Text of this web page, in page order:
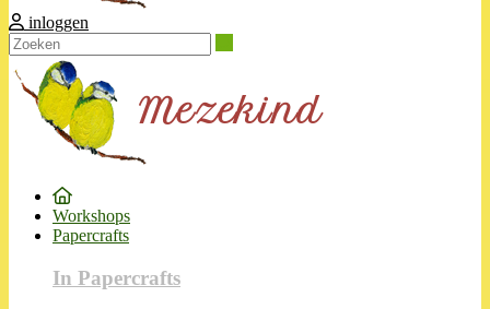
inloggen
Workshops
Papercrafts
In Papercrafts